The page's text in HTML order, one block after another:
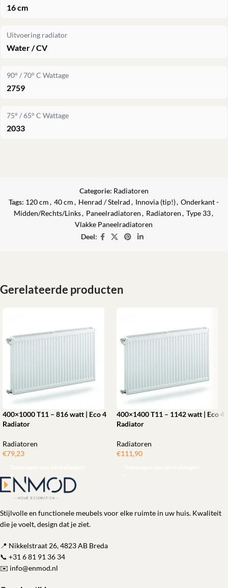
16 cm
Uitvoering radiator
Water / CV
90° / 70° C Wattage
2759
75° / 65° C Wattage
2033
Categorie: Radiatoren
Tags: 120 cm , 40 cm , Henrad / Stelrad , Innovia (tip!), Onderkant -
Midden/Rechts/Links, Paneelradiatoren, Radiatoren, Type 33,
Vlakke Paneelradiatoren
Deel:
Gerelateerde producten
400×1000 T11 – 816 watt | Eco 4
Radiator
Radiatoren
€79,23
400×1400 T11 – 1142 watt | Eco 4
Radiator
Radiatoren
€111,90
Stijlvolle en functionele meubels voor elke ruimte in uw huis. Kwaliteit
die je voelt, design dat je ziet.
📍 Nikkelstraat 26, 4823 AB Breda
📞 +31 6 81 91 36 34
✉️ info@enmod.nl